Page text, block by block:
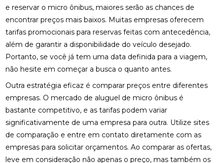
e reservar o micro ônibus, maiores serão as chances de
encontrar preços mais baixos. Muitas empresas oferecem
tarifas promocionais para reservas feitas com antecedência,
além de garantir a disponibilidade do veículo desejado.
Portanto, se você já tem uma data definida para a viagem,
não hesite em começar a busca o quanto antes.
Outra estratégia eficaz é comparar preços entre diferentes
empresas. O mercado de aluguel de micro ônibus é
bastante competitivo, e as tarifas podem variar
significativamente de uma empresa para outra. Utilize sites
de comparação e entre em contato diretamente com as
empresas para solicitar orçamentos. Ao comparar as ofertas,
leve em consideração não apenas o preço, mas também os